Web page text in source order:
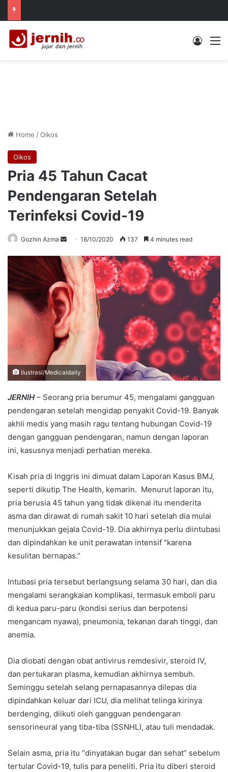
Log In
Home /Oikos
Oikos
Pria 45 Tahun Cacat
Pendengaran Setelah
Terinfeksi Covid-19
Gozhin Azma
Send
email
18/10/2020 137 4 minutes read
Ilustrasi/Medicaldaily
JERNIH – Seorang pria berumur 45, mengalami gangguan
pendengaran setelah mengidap penyakit Covid-19. Banyak
akhli medis yang masih ragu tentang hubungan Covid-19
dengan gangguan pendengaran, namun dengan laporan
ini, kasusnya menjadi perhatian mereka.
Kisah pria di Inggris ini dimuat dalam Laporan Kasus BMJ,
seperti dikutip The Health, kemarin. Menurut laporan itu,
pria berusia 45 tahun yang tidak dikenal itu menderita
asma dan dirawat di rumah sakit 10 hari setelah dia mulai
menunjukkan gejala Covid-19. Dia akhirnya perlu diintubasi
dan dipindahkan ke unit perawatan intensif “karena
kesulitan bernapas.”
Intubasi pria tersebut berlangsung selama 30 hari, dan dia
mengalami serangkaian komplikasi, termasuk emboli paru
di kedua paru-paru (kondisi serius dan berpotensi
mengancam nyawa), pneumonia, tekanan darah tinggi, dan
anemia.
Dia diobati dengan obat antivirus remdesivir, steroid IV,
dan pertukaran plasma, kemudian akhirnya sembuh.
Seminggu setelah selang pernapasannya dilepas dia
dipindahkan keluar dari ICU, dia melihat telinga kirinya
berdenging, diikuti oleh gangguan pendengaran
sensorineural yang tiba-tiba (SSNHL), atau tuli mendadak.
Selain asma, pria itu “dinyatakan bugar dan sehat” sebelum
tertular Covid-19, tulis para peneliti. Pria itu diberi steroid